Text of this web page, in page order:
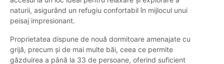
naturii, asigurând un refugiu confortabil în mijlocul unui
peisaj impresionant.
Proprietatea dispune de nouă dormitoare amenajate cu
grijă, precum și de mai multe băi, ceea ce permite
găzduirea a până la 33 de persoane, oferind suficient